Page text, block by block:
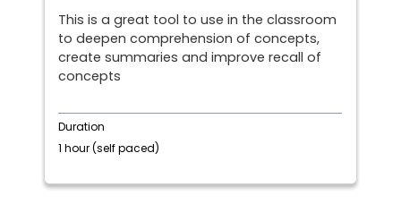
This is a great tool to use in the classroom
to deepen comprehension of concepts,
create summaries and improve recall of
concepts
Duration
1 hour (self paced)